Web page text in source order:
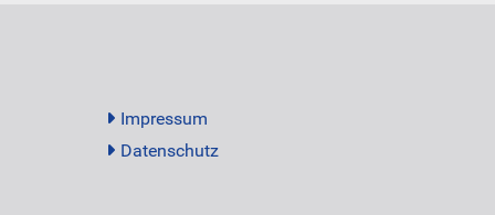
Impressum
Datenschutz